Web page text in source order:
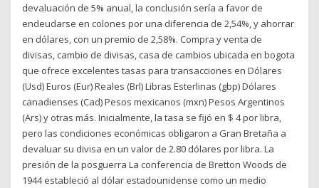
devaluación de 5% anual, la conclusión sería a favor de
endeudarse en colones por una diferencia de 2,54%, y ahorrar
en dólares, con un premio de 2,58%. Compra y venta de
divisas, cambio de divisas, casa de cambios ubicada en bogota
que ofrece excelentes tasas para transacciones en Dólares
(Usd) Euros (Eur) Reales (Brl) Libras Esterlinas (gbp) Dólares
canadienses (Cad) Pesos mexicanos (mxn) Pesos Argentinos
(Ars) y otras más. Inicialmente, la tasa se fijó en $ 4 por libra,
pero las condiciones económicas obligaron a Gran Bretaña a
devaluar su divisa en un valor de 2.80 dólares por libra. La
presión de la posguerra La conferencia de Bretton Woods de
1944 estableció al dólar estadounidense como un medio